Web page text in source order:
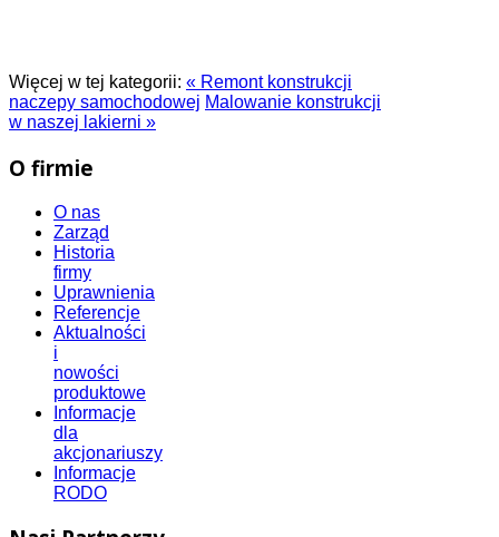
Więcej w tej kategorii: « Remont konstrukcji
naczepy samochodowej Malowanie konstrukcji
w naszej lakierni »
O firmie
O nas
Zarząd
Historia
firmy
Uprawnienia
Referencje
Aktualności
i
nowości
produktowe
Informacje
dla
akcjonariuszy
Informacje
RODO